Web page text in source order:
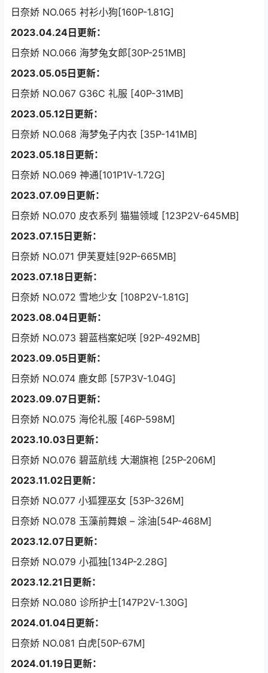
日奈娇 NO.065 衬衫小狗[160P-1.81G]
2023.04.24日更新：
日奈娇 NO.066 海梦兔女郎[30P-251MB]
2023.05.05日更新：
日奈娇 NO.067 G36C 礼服 [40P-31MB]
2023.05.12日更新：
日奈娇 NO.068 海梦兔子内衣 [35P-141MB]
2023.05.18日更新：
日奈娇 NO.069 神通[101P1V-1.72G]
2023.07.09日更新：
日奈娇 NO.070 皮衣系列 猫猫领域 [123P2V-645MB]
2023.07.15日更新：
日奈娇 NO.071 伊芙夏娃[92P-665MB]
2023.07.18日更新：
日奈娇 NO.072 雪地少女 [108P2V-1.81G]
2023.08.04日更新：
日奈娇 NO.073 碧蓝档案妃咲 [92P-492MB]
2023.09.05日更新：
日奈娇 NO.074 鹿女郎 [57P3V-1.04G]
2023.09.07日更新：
日奈娇 NO.075 海伦礼服 [46P-598M]
2023.10.03日更新：
日奈娇 NO.076 碧蓝航线 大潮旗袍 [25P-206M]
2023.11.02日更新：
日奈娇 NO.077 小狐狸巫女 [53P-326M]
日奈娇 NO.078 玉藻前舞娘 – 涂油[54P-468M]
2023.12.07日更新：
日奈娇 NO.079 小孤独[134P-2.28G]
2023.12.21日更新：
日奈娇 NO.080 诊所护士[147P2V-1.30G]
2024.01.04日更新：
日奈娇 NO.081 白虎[50P-67M]
2024.01.19日更新：